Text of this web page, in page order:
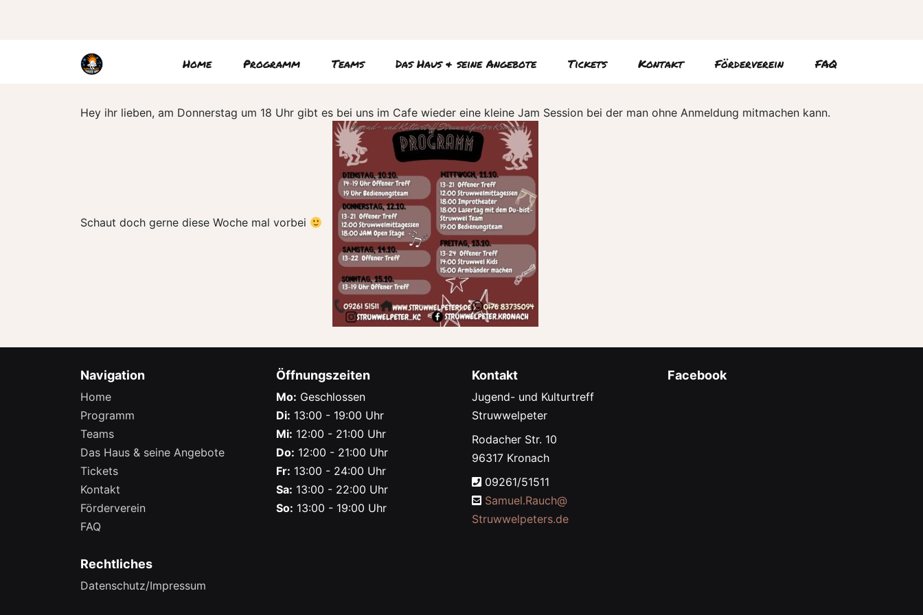
Home Programm Teams Das Haus & seine Angebote Tickets Kontakt Förderverein FAQ
Hey ihr lieben, am Donnerstag um 18 Uhr gibt es bei uns im Cafe wieder eine kleine Jam Session bei der man ohne Anmeldung mitmachen kann.
Schaut doch gerne diese Woche mal vorbei
Navigation
Home
Programm
Teams
Das Haus & seine Angebote
Tickets
Kontakt
Förderverein
FAQ
Rechtliches
Datenschutz/Impressum
Öffnungszeiten
Mo: Geschlossen
Di: 13:00 - 19:00 Uhr
Mi: 12:00 - 21:00 Uhr
Do: 12:00 - 21:00 Uhr
Fr: 13:00 - 24:00 Uhr
Sa: 13:00 - 22:00 Uhr
So: 13:00 - 19:00 Uhr
Kontakt
Jugend- und Kulturtreff
Struwwelpeter
Rodacher Str. 10
96317 Kronach
09261/51511
Samuel.Rauch@
Struwwelpeters.de
Facebook